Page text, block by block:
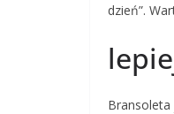
dzień”.
Bransoleta